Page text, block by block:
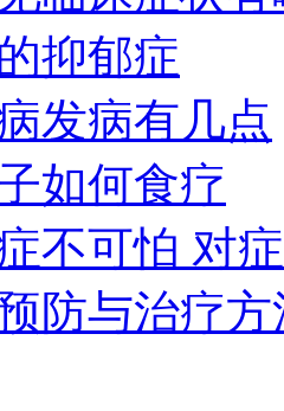
抑郁症
发病有几点
如何食疗
不可怕 对
防与治疗